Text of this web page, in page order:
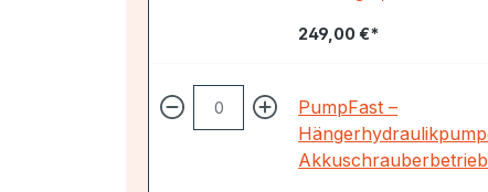
249,00 €*
PumpFast –